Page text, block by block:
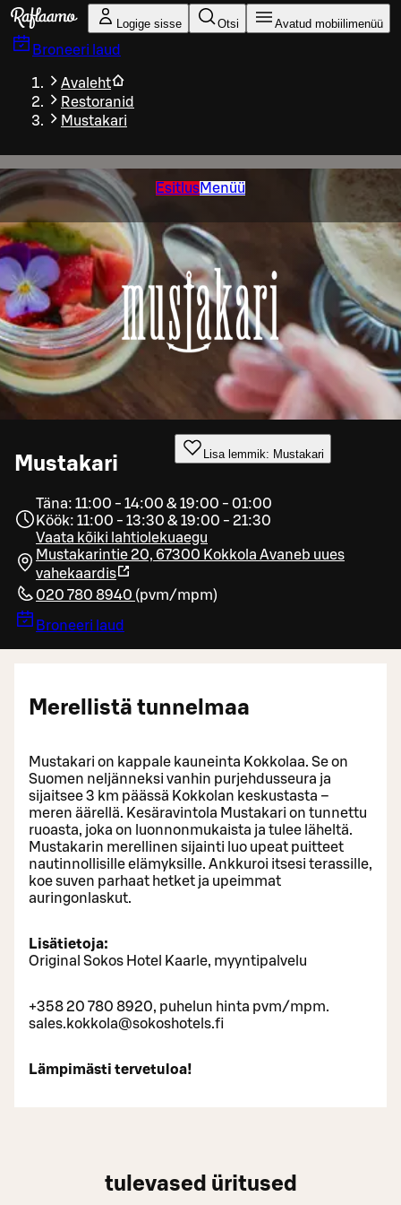
Liigu peamise sisu juurde
Logige sisse Otsi Avatud mobiilimenüü
Broneeri laud
Avaleht
Restoranid
Mustakari
EsitlusMenüü
Mustakari Lisa lemmik: Mustakari
Täna: 11:00 - 14:00 & 19:00 - 01:00
Köök: 11:00 - 13:30 & 19:00 - 21:30
Vaata kõiki lahtiolekuaegu
Mustakarintie 20, 67300 Kokkola Avaneb uues
vahekaardis
020 780 8940 (pvm/mpm)
Broneeri laud
Merellistä tunnelmaa
Mustakari on kappale kauneinta Kokkolaa. Se on
Suomen neljänneksi vanhin purjehdusseura ja
sijaitsee 3 km päässä Kokkolan keskustasta –
meren äärellä. Kesäravintola Mustakari on tunnettu
ruoasta, joka on luonnonmukaista ja tulee läheltä.
Mustakarin merellinen sijainti luo upeat puitteet
nautinnollisille elämyksille. Ankkuroi itsesi terassille,
koe suven parhaat hetket ja upeimmat
auringonlaskut.
Lisätietoja:
Original Sokos Hotel Kaarle, myyntipalvelu
+358 20 780 8920, puhelun hinta pvm/mpm.
sales.kokkola@sokoshotels.fi
Lämpimästi tervetuloa!
tulevased üritused